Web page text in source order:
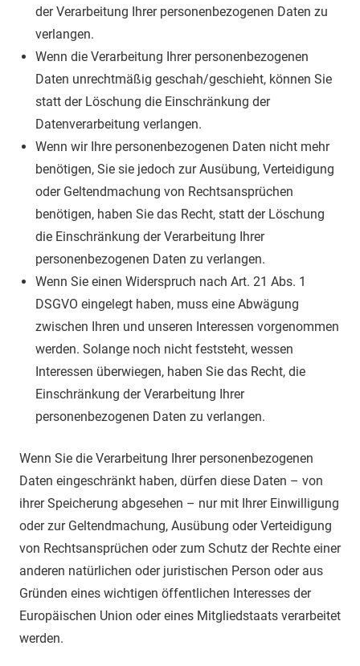
der Verarbeitung Ihrer personenbezogenen Daten zu
verlangen.
Wenn die Verarbeitung Ihrer personenbezogenen
Daten unrechtmäßig geschah/geschieht, können Sie
statt der Löschung die Einschränkung der
Datenverarbeitung verlangen.
Wenn wir Ihre personenbezogenen Daten nicht mehr
benötigen, Sie sie jedoch zur Ausübung, Verteidigung
oder Geltendmachung von Rechtsansprüchen
benötigen, haben Sie das Recht, statt der Löschung
die Einschränkung der Verarbeitung Ihrer
personenbezogenen Daten zu verlangen.
Wenn Sie einen Widerspruch nach Art. 21 Abs. 1
DSGVO eingelegt haben, muss eine Abwägung
zwischen Ihren und unseren Interessen vorgenommen
werden. Solange noch nicht feststeht, wessen
Interessen überwiegen, haben Sie das Recht, die
Einschränkung der Verarbeitung Ihrer
personenbezogenen Daten zu verlangen.
Wenn Sie die Verarbeitung Ihrer personenbezogenen
Daten eingeschränkt haben, dürfen diese Daten – von
ihrer Speicherung abgesehen – nur mit Ihrer Einwilligung
oder zur Geltendmachung, Ausübung oder Verteidigung
von Rechtsansprüchen oder zum Schutz der Rechte einer
anderen natürlichen oder juristischen Person oder aus
Gründen eines wichtigen öffentlichen Interesses der
Europäischen Union oder eines Mitgliedstaats verarbeitet
werden.